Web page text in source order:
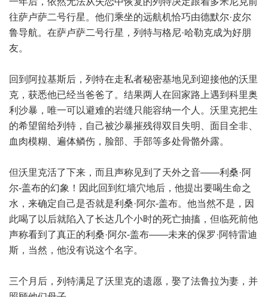
往萨卢萨二号行星。他们乘坐的远航机恰巧由德默尔·皮尔
鲁导航。在萨卢萨二号行星，列特与格尼·哈勒克成为好朋
友。
回到阿拉基斯后，列特在走私者秘密基地见到迎接他的沃里
克，获悉他已经当爸爸了。结果两人在回家路上遇到科里奥
利沙暴，唯一可以避难的岩缝只能容纳一个人。沃里克把生
的希望留给列特，自己被沙暴摧残得双目失明、面目全非、
血肉模糊、遍体鳞伤，脸部、手部等多处骨骼外露。
但沃里克活了下来，而且声称见到了天外之音——利桑·阿
尔-盖布的幻象！因此回到红墙穴地后，他提出要喝生命之
水，来确定自己是否就是利桑·阿尔-盖布。他当然不是，因
此喝了以后就陷入了长达几个小时的死亡抽搐，但临死前他
声称看到了真正的利桑·阿尔-盖布——未来的保罗·阿特雷迪
斯，当然，他没有说这个名字。
三个月后，列特满足了沃里克的遗愿，娶了法鲁拉为妻，并